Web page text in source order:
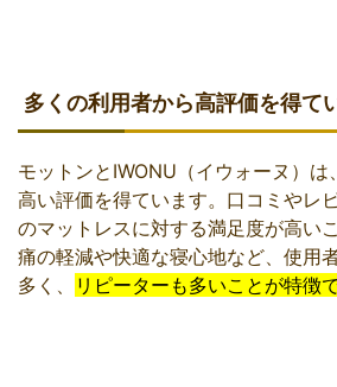
多くの利用者から高評価を得て
モットンとIWONU（イウォーヌ）は
高い評価を得ています。口コミやレ
のマットレスに対する満足度が高い
痛の軽減や快適な寝心地など、使用
多く、
リピーターも多いことが特徴